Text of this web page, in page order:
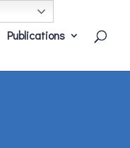
Publications